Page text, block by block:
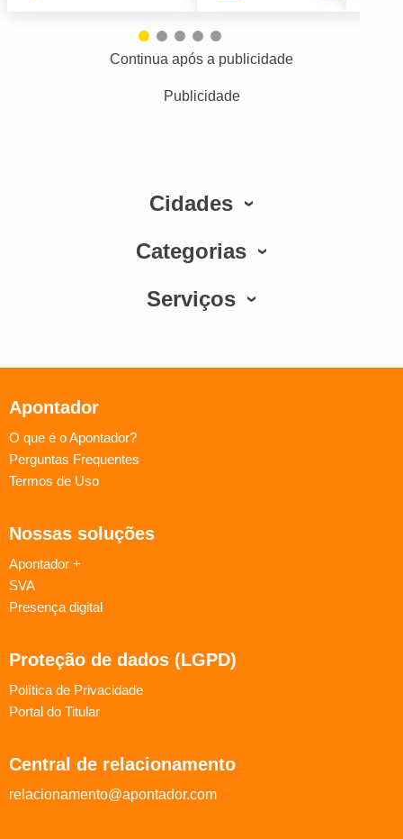
Continua após a publicidade
Publicidade
Cidades
Categorias
Serviços
Apontador
O que é o Apontador?
Perguntas Frequentes
Termos de Uso
Nossas soluções
Apontador +
SVA
Presença digital
Proteção de dados (LGPD)
Política de Privacidade
Portal do Titular
Central de relacionamento
relacionamento@apontador.com